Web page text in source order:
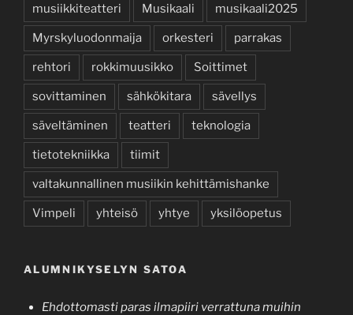
musiikkiteatteri Musikaali musikaali2025
Myrskyluodonmaija orkesteri parrakas
rehtori rokkimuusikko Soittimet
sovittaminen sähkökitara sävellys
säveltäminen teatteri teknologia
tietotekniikka tiimit
valtakunnallinen musiikin kehittämishanke
Vimpeli yhteisö yhtye yksilöopetus
ALUMNIKYSELYN SATOA
Ehdottomasti paras ilmapiiri verrattuna muihin